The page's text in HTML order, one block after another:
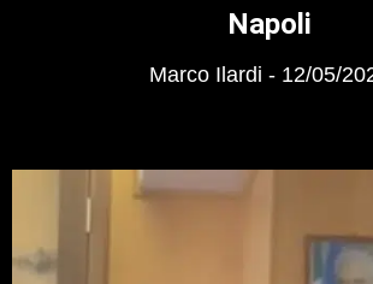
Napoli
Marco Ilardi 12/05/